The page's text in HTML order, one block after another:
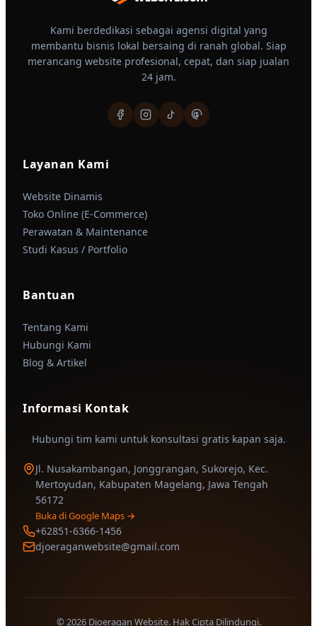
Kami berdedikasi sebagai agensi digital yang
membantu bisnis lokal bersaing di ranah global. Siap
merancang website profesional, cepat, dan siap jualan
24 jam.
Layanan Kami
Website Dinamis
Toko Online (E-Commerce)
Perawatan & Maintenance
Studi Kasus / Portfolio
Bantuan
Tentang Kami
Hubungi Kami
Blog & Artikel
Informasi Kontak
Hubungi tim kami untuk konsultasi gratis kapan saja.
Jl. Nusakambangan, Jonggrangan, Sukorejo, Kec.
Mertoyudan, Kabupaten Magelang, Jawa Tengah
56172
Buka di Google Maps →
+62851-6366-1456
djoeraganwebsite@gmail.com
© 2026 Djoeragan Website. Hak Cipta Dilindungi.